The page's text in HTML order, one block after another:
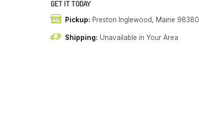
GET IT TODAY
Pickup: Preston Inglewood, Maine 98380
Shipping: Unavailable in Your Area